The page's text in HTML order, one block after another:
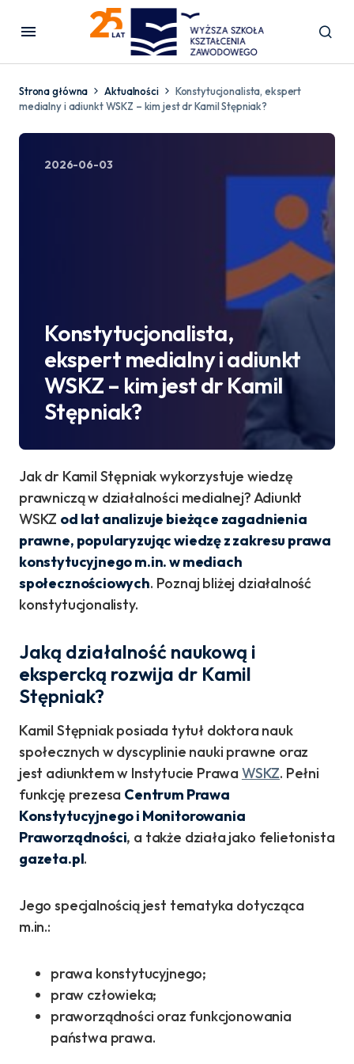
Strona główna Aktualności
Konstytucjonalista, ekspert
medialny i adiunkt WSKZ – kim jest dr Kamil Stępniak?
2026-06-03
Konstytucjonalista,
ekspert medialny i adiunkt
WSKZ – kim jest dr Kamil
Stępniak?
Jak dr Kamil Stępniak wykorzystuje wiedzę
prawniczą w działalności medialnej? Adiunkt
WSKZ od lat analizuje bieżące zagadnienia
prawne, popularyzując wiedzę z zakresu prawa
konstytucyjnego m.in. w mediach
społecznościowych. Poznaj bliżej działalność
konstytucjonalisty.
Jaką działalność naukową i
ekspercką rozwija dr Kamil
Stępniak?
Kamil Stępniak posiada tytuł doktora nauk
społecznych w dyscyplinie nauki prawne oraz
jest adiunktem w Instytucie Prawa WSKZ. Pełni
funkcję prezesa Centrum Prawa
Konstytucyjnego i Monitorowania
Praworządności, a także działa jako felietonista
gazeta.pl.
Jego specjalnością jest tematyka dotycząca
m.in.:
prawa konstytucyjnego;
praw człowieka;
praworządności oraz funkcjonowania
państwa prawa.